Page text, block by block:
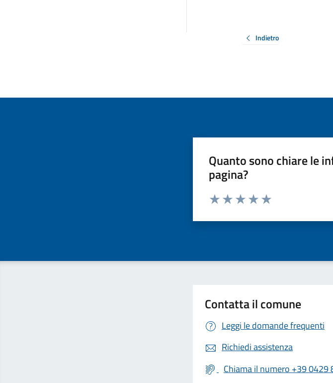
Indietro
Quanto sono chiare le
pagina?
Valuta da 1 a 5 stelle la pagina
Contatta il comune
Leggi le domande frequenti
Richiedi assistenza
Chiama il numero +39 0429